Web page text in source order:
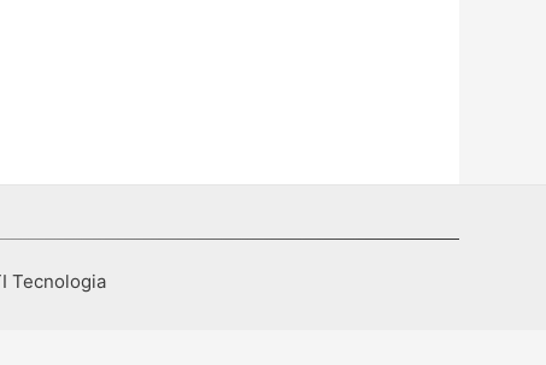
Tecnologia